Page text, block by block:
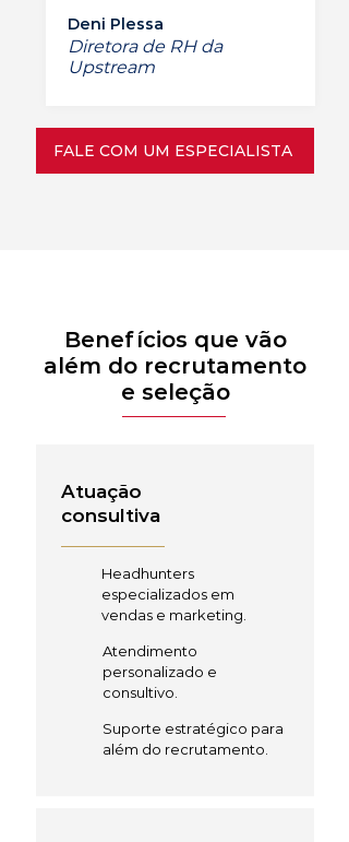
Deni Plessa
Diretora de RH da
Upstream
FALE COM UM ESPECIALISTA
Benefícios que vão
além do recrutamento
e seleção
Atuação
consultiva
Headhunters
especializados em
vendas e marketing.
Atendimento
personalizado e
consultivo.
Suporte estratégico para
além do recrutamento.